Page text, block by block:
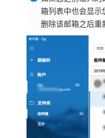
箱列表中也会显示
删除该邮箱之后重